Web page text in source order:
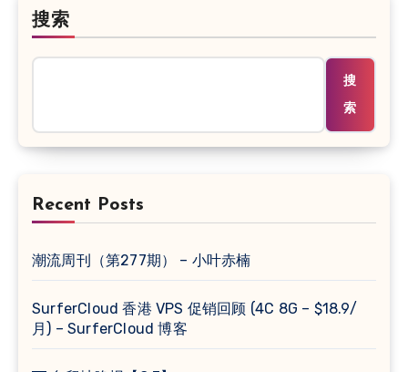
搜索
搜
索
Recent Posts
潮流周刊（第277期） – 小叶赤楠
SurferCloud 香港 VPS 促销回顾 (4C 8G – $18.9/
月) – SurferCloud 博客